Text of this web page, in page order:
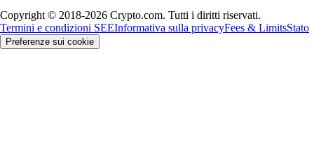
Copyright © 2018-2026 Crypto.com. Tutti i diritti riservati.
Termini e condizioni SEEInformativa sulla privacyFees & LimitsStato
Preferenze sui cookie